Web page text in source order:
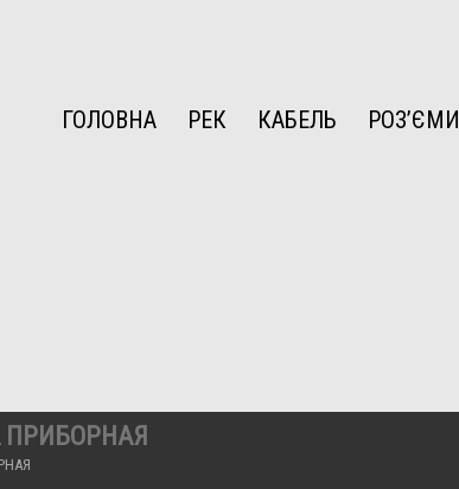
ГОЛОВНА РЕК КАБЕЛЬ РОЗ’ЄМИ
ПРИБОРНАЯ